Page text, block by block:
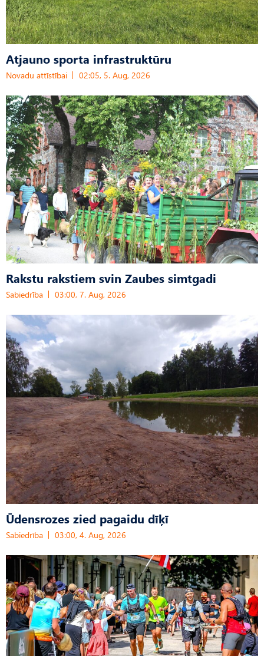
Atjauno sporta infrastruktūru
Novadu attīstībai 02:05, 5. Aug, 2026
Rakstu rakstiem svin Zaubes simtgadi
Sabiedrība 03:00, 7. Aug, 2026
Ūdensrozes zied pagaidu dīķī
Sabiedrība 03:00, 4. Aug, 2026